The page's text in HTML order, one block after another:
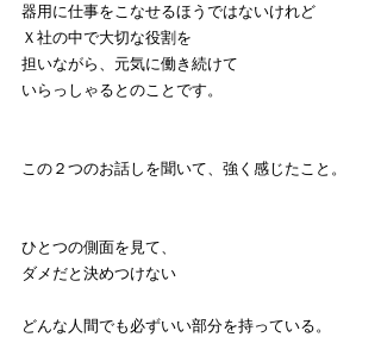
器用に仕事をこなせるほうではないけれど
Ｘ社の中で大切な役割を
担いながら、元気に働き続けて
いらっしゃるとのことです。
この２つのお話しを聞いて、強く感じたこと。
ひとつの側面を見て、
ダメだと決めつけない
どんな人間でも必ずいい部分を持っている。